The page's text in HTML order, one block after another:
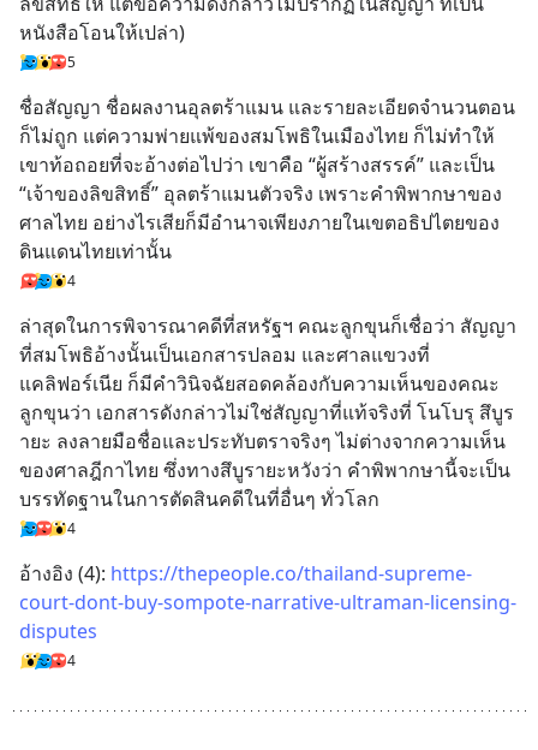
หนังสือโอนให้เปล่า)
5
ชื่อสัญญา ชื่อผลงานอุลตร้าแมน และรายละเอียดจำนวนตอน
ก็ไม่ถูก แต่ความพ่ายแพ้ของสมโพธิในเมืองไทย ก็ไม่ทำให้
เขาท้อถอยที่จะอ้างต่อไปว่า เขาคือ “ผู้สร้างสรรค์” และเป็น
“เจ้าของลิขสิทธิ์” อุลตร้าแมนตัวจริง เพราะคำพิพากษาของ
ศาลไทย อย่างไรเสียก็มีอำนาจเพียงภายในเขตอธิปไตยของ
ดินแดนไทยเท่านั้น
4
ล่าสุดในการพิจารณาคดีที่สหรัฐฯ คณะลูกขุนก็เชื่อว่า สัญญา
ที่สมโพธิอ้างนั้นเป็นเอกสารปลอม และศาลแขวงที่
แคลิฟอร์เนีย ก็มีคำวินิจฉัยสอดคล้องกับความเห็นของคณะ
ลูกขุนว่า เอกสารดังกล่าวไม่ใช่สัญญาที่แท้จริงที่ โนโบรุ สึบูร
ายะ ลงลายมือชื่อและประทับตราจริงๆ ไม่ต่างจากความเห็น
ของศาลฎีกาไทย ซึ่งทางสึบูรายะหวังว่า คำพิพากษานี้จะเป็น
บรรทัดฐานในการตัดสินคดีในที่อื่นๆ ทั่วโลก
4
อ้างอิง (4): https://thepeople.co/thailand-supreme-
court-dont-buy-sompote-narrative-ultraman-licensing-
disputes
4